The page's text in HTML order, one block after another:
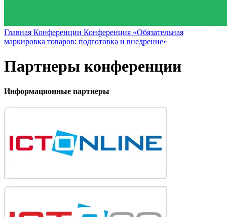
Главная Конференции Конференция «Обязательная
маркировка товаров: подготовка и внедрение»
Партнеры конференции
Информационные партнеры